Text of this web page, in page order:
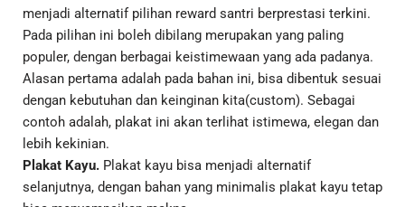
menjadi alternatif pilihan reward santri berprestasi terkini.
Pada pilihan ini boleh dibilang merupakan yang paling
populer, dengan berbagai keistimewaan yang ada padanya.
Alasan pertama adalah pada bahan ini, bisa dibentuk sesuai
dengan kebutuhan dan keinginan kita(custom). Sebagai
contoh adalah, plakat ini akan terlihat istimewa, elegan dan
lebih kekinian.
Plakat Kayu. Plakat kayu bisa menjadi alternatif
selanjutnya, dengan bahan yang minimalis plakat kayu tetap